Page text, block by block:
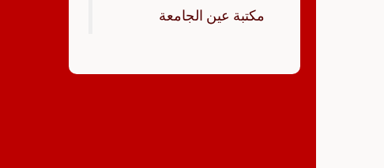
‏مكتبة عين الجامعة‏